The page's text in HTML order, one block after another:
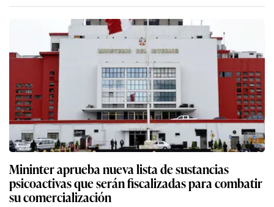
Mininter aprueba nueva lista de sustancias
psicoactivas que serán fiscalizadas para combatir
su comercialización